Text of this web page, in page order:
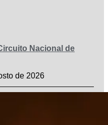
Nacional de
de 2026